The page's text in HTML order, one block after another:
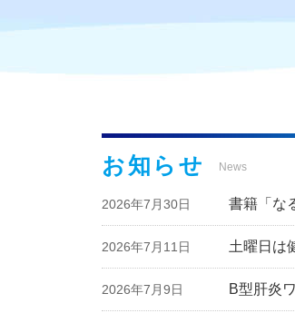
お知らせ News
2026年7月30日 書籍「な
2026年7月11日 土曜日は
2026年7月9日 B型肝炎